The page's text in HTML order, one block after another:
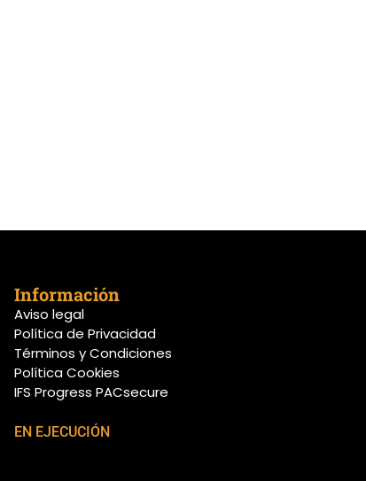
Información
Aviso legal
Política de Privacidad
Términos y Condiciones
Política Cookies
IFS Progress PACsecure
EN EJECUCIÓN